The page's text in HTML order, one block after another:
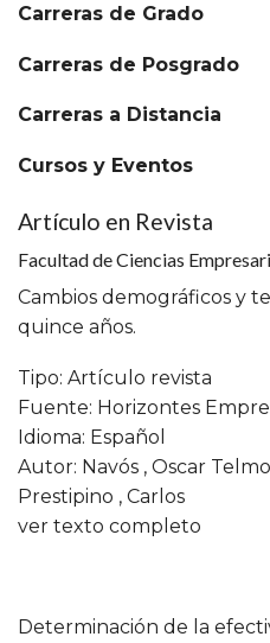
Carreras de Grado
Carreras de Posgrado
Carreras a Distancia
Cursos y Eventos
Artículo en Revista
Facultad de Ciencias
Cambios demográficos y
quince años.
Tipo: Artículo revista
Fuente: Horizontes
Idioma: Español
Autor: Navós , Oscar
Prestipino , Carlos
ver texto completo
Determinación de la